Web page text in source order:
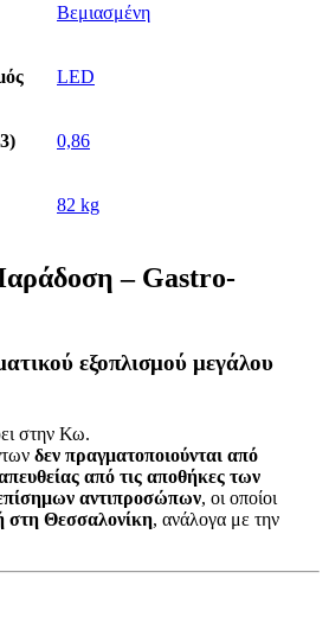
Βεμιασμένη
LED
0,86
82 kg
– Gastro-
εξοπλισμού μεγάλου
στην Κω.
δεν πραγματοποιούνται από
από τις αποθήκες των
αντιπροσώπων, οι οποίοι
στη Θεσσαλονίκη, ανάλογα με την